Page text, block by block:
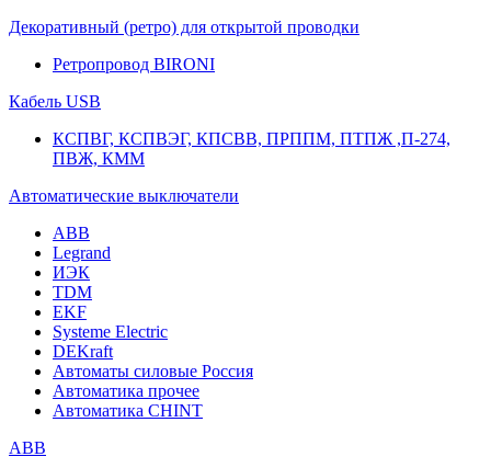
Декоративный (ретро) для открытой проводки
Ретропровод BIRONI
Кабель USB
КСПВГ, КСПВЭГ, КПСВВ, ПРППМ, ПТПЖ ,П-274,
ПВЖ, КММ
Автоматические выключатели
ABB
Legrand
ИЭК
TDM
EKF
Systeme Electric
DEKraft
Автоматы силовые Россия
Автоматика прочее
Автоматика CHINT
ABB